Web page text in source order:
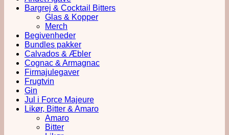
Bargrej & Cocktail Bitters
Glas & Kopper
Merch
Begivenheder
Bundles pakker
Calvados & Æbler
Cognac & Armagnac
Firmajulegaver
Frugtvin
Gin
Jul i Force Majeure
Likør, Bitter & Amaro
Amaro
Bitter